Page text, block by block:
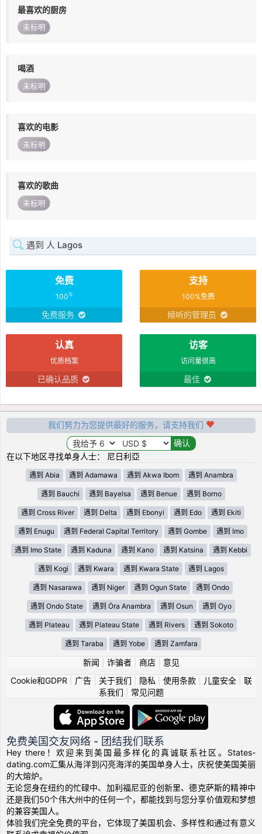
最喜欢的厨房
未标明
喝酒
未标明
喜欢的电影
未标明
喜欢的歌曲
未标明
遇到 人 Lagos
免费
100%
免费服务
支持
100%免费
倾听的管理员
认真
优质档案
已确认品质
访客
访问量很高
最佳
我们努力为您提供最好的服务，请支持我们
在以下地区寻找单身人士： 尼日利亞
遇到 Abia 遇到 Adamawa 遇到 Akwa Ibom 遇到 Anambra
遇到 Bauchi 遇到 Bayelsa 遇到 Benue 遇到 Borno
遇到 Cross River 遇到 Delta 遇到 Ebonyi 遇到 Edo 遇到 Ekiti
遇到 Enugu 遇到 Federal Capital Territory 遇到 Gombe 遇到 Imo
遇到 Imo State 遇到 Kaduna 遇到 Kano 遇到 Katsina 遇到 Kebbi
遇到 Kogi 遇到 Kwara 遇到 Kwara State 遇到 Lagos
遇到 Nasarawa 遇到 Niger 遇到 Ogun State 遇到 Ondo
遇到 Ondo State 遇到 Ȯra Anambra 遇到 Osun 遇到 Oyo
遇到 Plateau 遇到 Plateau State 遇到 Rivers 遇到 Sokoto
遇到 Taraba 遇到 Yobe 遇到 Zamfara
新闻 诈骗者| 商店| 意见
Cookie和GDPR
广告| 关于我们 隐私 使用条款| 儿童安全| 联
系我们
常见问题
免费美国交友网络 - 团结我们联系
Hey there！欢迎来到美国最多样化的真诚联系社区。States-
dating.com汇集从海洋到闪亮海洋的美国单身人士，庆祝使美国美丽
的大熔炉。
无论您身在纽约的忙碌中、加利福尼亚的创新里、德克萨斯的精神中
还是我们50个伟大州中的任何一个，都能找到与您分享价值观和梦想
的兼容美国人。
体验我们完全免费的平台，它体现了美国机会、多样性和通过有意义